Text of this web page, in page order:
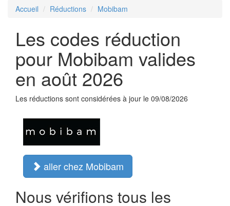
Accueil Réductions Mobibam
Les codes réduction
pour Mobibam valides
en août 2026
Les réductions sont considérées à jour le 09/08/2026
aller chez Mobibam
Nous vérifions tous les